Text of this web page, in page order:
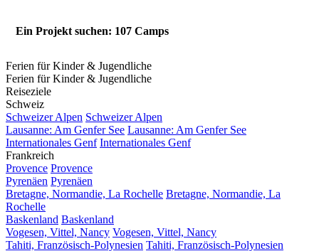
Ein Projekt suchen: 107 Camps
Ferien für Kinder & Jugendliche
Ferien für Kinder & Jugendliche
Reiseziele
Schweiz
Schweizer Alpen Schweizer Alpen
Lausanne: Am Genfer See Lausanne: Am Genfer See
Internationales Genf Internationales Genf
Frankreich
Provence Provence
Pyrenäen Pyrenäen
Bretagne, Normandie, La Rochelle Bretagne, Normandie, La
Rochelle
Baskenland Baskenland
Vogesen, Vittel, Nancy Vogesen, Vittel, Nancy
Tahiti, Französisch-Polynesien Tahiti, Französisch-Polynesien